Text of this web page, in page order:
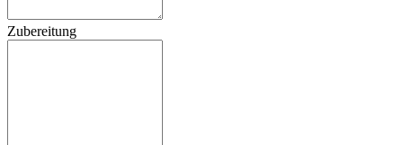
Zubereitung